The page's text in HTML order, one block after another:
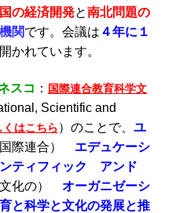
の経済開発と南北問題の
関です。会議は ４年に１
かれています。
スコ ： 国際連合教育科学文
Scientific and
くはこちら）のことで、 ユ
際連合） エデュケーシ
ティフィック アンド
化の） オーガニゼーシ
と科学と文化の発展と推